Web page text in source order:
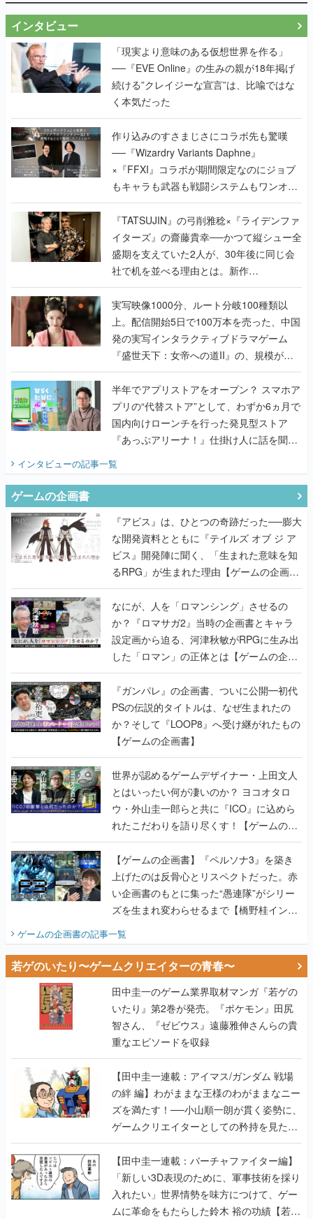
インタビュー
「現実より意味のある仮想世界を作る」
──『EVE Online』の生みの親が18年掲げ
続ける”クレイジーな宣言”は、比喩ではな
く本気だった
作り込みのすさまじさにコラボ先も驚嘆
──『Wizardry Variants Daphne』
×『FFXI』コラボが期間限定なのにジョブ
もキャラも武器も戦闘システムもワンオフ
で作り込まれた理由を両ディレクターに聞
く
『TATSUJIN』の弓削雅稔×『ライデンファ
イターズ』の齋藤貴幸──かつて縦シュー全
盛期を支えていた2人が、30年後に同じ会
社で机を並べる理由とは。新作
『TATSUJIN EXTREME』で初タッグを組
んだレジェンド2人に訊く開発秘話
実写映像1000分、ルート分岐100種類以
上。配信開始5日で100万本を売った、中国
発の実写インタラクティブドラマゲーム
『盛世天下：女帝への道II』の、規模が違
うこだわりをプロデューサーに聞いた
半年でアプリストアをオープン？ スマホア
プリの“代替ストア”として、わずか6ヵ月で
国内向けローンチを行った発見型ストア
『あっぷアリーナ！』仕掛け人に話を聞い
インタビューの記事一覧
ゲームの企画書
『アビス』は、ひとつの奇跡だった──膨大
な開発資料とともに『テイルズ オブ ジ ア
ビス』開発陣に聞く、「生まれた意味を知
るRPG」が生まれた理由【ゲームの企画
書】
なにが、人を「ロマンシング」させるの
か？『ロマサガ2』当時の企画書とキャラ
設定画から迫る、河津秋敏がRPGに生み出
した「ロマン」の正体とは【ゲームの企画
書】
『ガンパレ』の企画書、ついに公開━初代
PSの伝説的タイトルは、なぜ生まれたの
か？そして『LOOP8』へ受け継がれたもの
【ゲームの企画書】
世界が認めるゲームデザイナー・上田文人
とはいったい何が凄いのか？ ヨコオタロ
ウ・外山圭一郎らと共に『ICO』に込めら
れたこだわりを語り尽くす！【ゲームの企
画書】
【ゲームの企画書】『ペルソナ3』を築き
上げたのは反骨心とリスペクトだった。赤
い企画書のもとに集った“愚連隊”がシリー
ズを生まれ変わらせるまで【橋野桂インタ
ゲームの企画書の記事一覧
若ゲのいたり〜ゲームクリエイターの青春〜
田中圭一のゲーム業界取材マンガ『若ゲの
いたり』第2巻が発売。『ポケモン』田尻
智さん、『ゼビウス』遠藤雅伸さんらの貴
重なエピソードを収録
【田中圭一連載：アイマス/ガンダム 戦場
の絆 編】わがままな王様のわがままなニー
ズを満たす！──小山順一朗が貫く姿勢に、
ゲームクリエイターとしての矜持を見た
【若ゲのいたり最終回】
【田中圭一連載：バーチャファイター編】
「新しい3D表現のために、軍事技術を採り
入れたい」世界情勢を味方につけて、ゲー
ムに革命をもたらした鈴木 裕の功績【若ゲ